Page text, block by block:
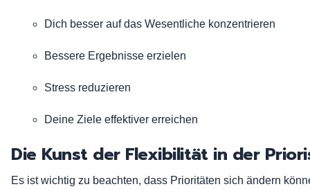
Dich besser auf das Wesentliche konzentrieren
Bessere Ergebnisse erzielen
Stress reduzieren
Deine Ziele effektiver erreichen
Die Kunst der Flexibilität in der
Es ist wichtig zu beachten, dass Prioritäten sich ändern